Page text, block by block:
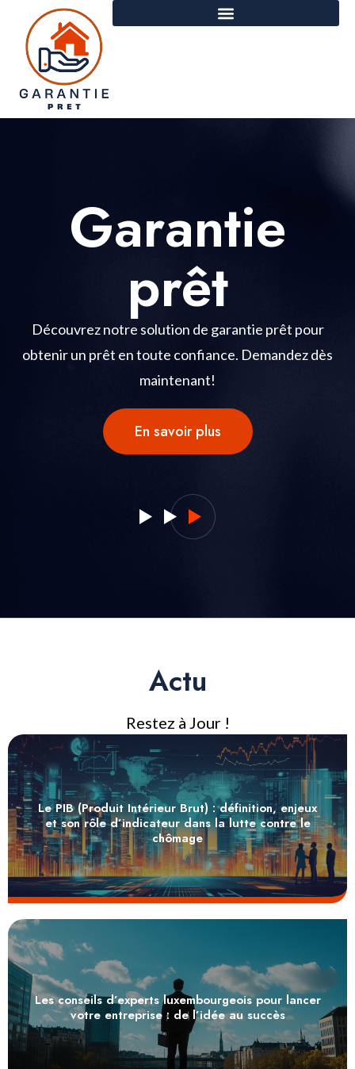
Garantie
prêt
Découvrez notre solution de garantie prêt pour
obtenir un prêt en toute confiance. Demandez dès
maintenant!
En savoir plus
Actu
Restez à Jour !
Le PIB (Produit Intérieur Brut) : définition, enjeux
et son rôle d’indicateur dans la lutte contre le
chômage
Les conseils d’experts luxembourgeois pour lancer
votre entreprise : de l’idée au succès